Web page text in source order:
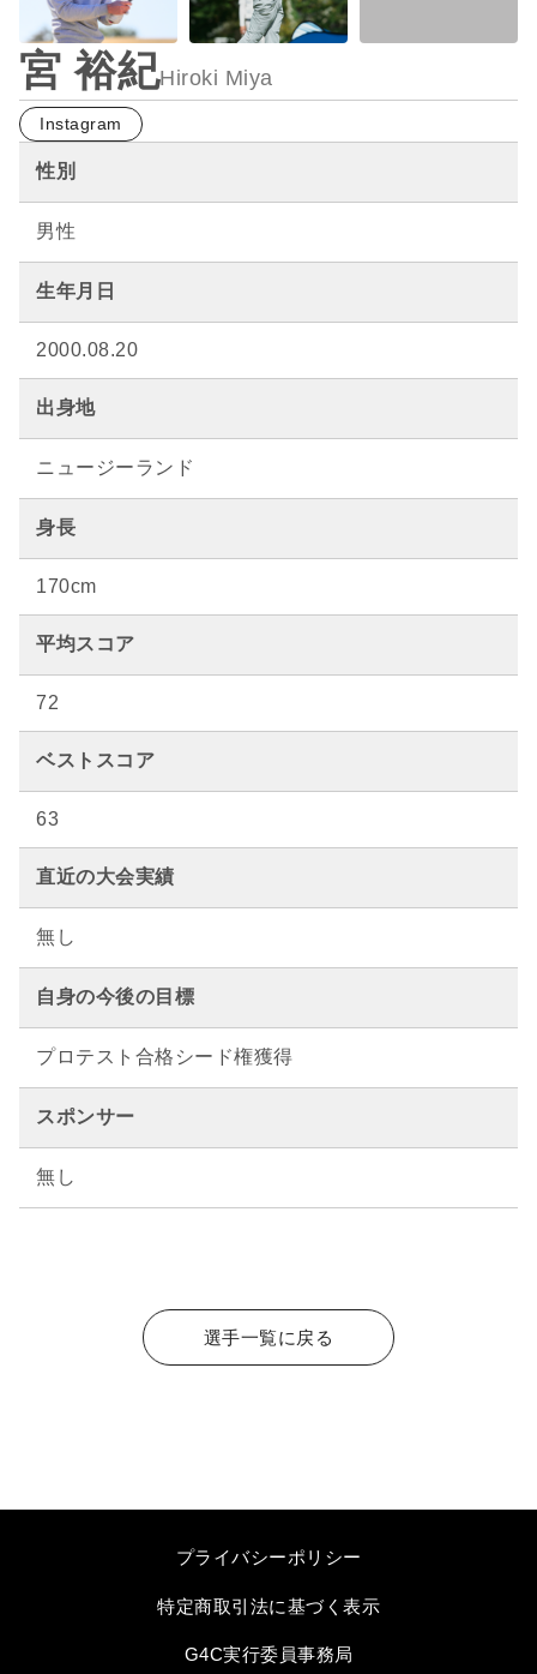
宮 裕紀Hiroki Miya
Instagram
性別
男性
生年月日
2000.08.20
出身地
ニュージーランド
身長
170cm
平均スコア
72
ベストスコア
63
直近の大会実績
無し
自身の今後の目標
プロテスト合格シード権獲得
スポンサー
無し
選手一覧に戻る
プライバシーポリシー
特定商取引法に基づく表示
G4C実行委員事務局